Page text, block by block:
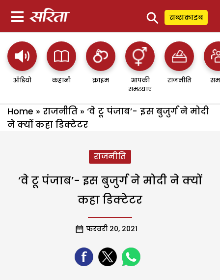
⚲ सब्सक्राइब
ऑडियो कहानी क्राइम
आपकी
समस्याएं
राजनीति
Home » राजनीति » ‘वे टू पंजाब’- इस बुजुर्ग ने मोदी
ने क्यों कहा डिक्टेटर
राजनीति
‘वे टू पंजाब’- इस बुजुर्ग ने मोदी ने क्यों
कहा डिक्टेटर
फरवरी 20, 2021